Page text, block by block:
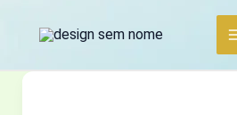
conteúdo